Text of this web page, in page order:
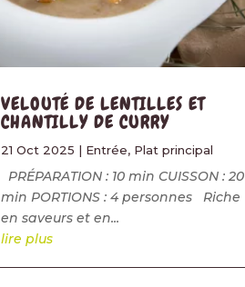
VELOUTÉ DE LENTILLES ET
CHANTILLY DE CURRY
21 Oct 2025 | Entrée, Plat principal
PRÉPARATION : 10 min CUISSON : 20
min PORTIONS : 4 personnes Riche
en saveurs et en...
lire plus